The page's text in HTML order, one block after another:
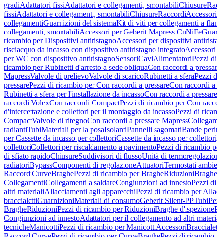
gradiAdattatori fissiAdattatori e collegamenti, smontabiliChiusure
fissiAdattatori e collegamenti, smontabiliChiusureRaccordi
collegamentiGuarnizioni del sistemaKit di viti per collegamenti a
collegamenti, smontabiliAccessori per Geberit Mapress CuNiFe
ricambio per Dispositivi antiristagnoAccessori per dispositivi
risciacquo da incasso con dispositivo antiristagno integrato
per WC con dispositivo antiristagnoSensoriCaviAlimentatoriPezzi
ricambio per Rubinetti d'arresto a sede obliquaCon raccordi a
MapressValvole di prelievoValvole di scaricoRubinetti a sferaPezzi
pressarePezzi di ricambio per Con raccordi a pressareCon raccordi a
Rubinetti a sfera per l'installazione da incassoCon raccordi a
raccordi VolexCon raccordi CompactPezzi di ricambio per Con
d'intercettazione e collettori per il montaggio da incassoPezzi di
CompactValvole di ritegnoCon raccordi a pressare Mapress
radiantiTubiMateriali per la posaIsolantiPannelli sagomatiBande
per Cassette da incasso per collettoriCassette da incasso per
collettoriCollettori per riscaldamento a pavimentoPezzi di ricambio
di sfiato rapidoChiusureSuddivisori di flussoUnità di
radiatoriBypassComponenti di regolazioneAttuatoriTermostati
RaccordiCurveBraghePezzi di ricambio per BragheRiduzioni
CollegamentiCollegamenti a saldareCongiunzioni ad innestoPezzi
altri materialiAllacciamenti agli apparecchiPezzi di ricambio per
braccialettiGuarnizioniMateriali di consumoGeberit Silent-PPTubi
BragheRiduzioniPezzi di ricambio per RiduzioniBraghe d'ispezione
Congiunzioni ad innestoAdattatori per il collegamento ad altri
tecnicheManicottiPezzi di ricambio per ManicottiAccessori